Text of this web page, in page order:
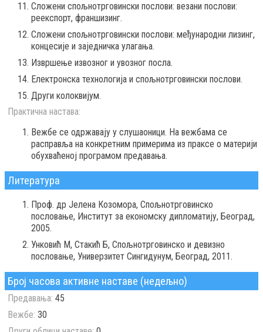
Сложени спољнотрговински послови: везани послови:
реекспорт, франшизинг.
Сложени спољнотрговински послови: међународни лизинг,
концесије и заједничка улагања.
Извршење извозног и увозног посла.
Електронска технологија и спољнотрговински послови.
Други колоквијум.
Практична настава:
Вежбе се одржавају у слушаоници. На вежбама се
расправља на конкретним примерима из праксе о материји
обухваћеној програмом предавања.
Литература
Проф. др Јелена Козомора, Спољнотрговинско
пословање, Институт за економску дипломатију, Београд,
2005.
Унковић М, Стакић Б, Спољнотрговинско и девизно
пословање, Универзитет Сингидунум, Београд, 2011.
Број часова активне наставе (недељно)
Предавања: 45
Вежбе: 30